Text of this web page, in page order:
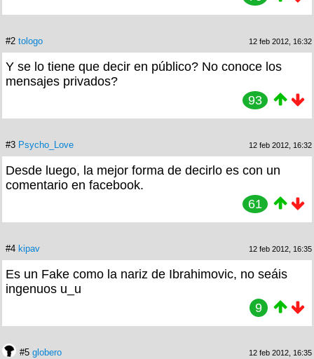
#2 tologo 12 feb 2012, 16:32
Y se lo tiene que decir en público? No conoce los
mensajes privados?
93
#3 Psycho_Love 12 feb 2012, 16:32
Desde luego, la mejor forma de decirlo es con un
comentario en facebook.
61
#4 kipav 12 feb 2012, 16:35
Es un Fake como la nariz de Ibrahimovic, no seáis
ingenuos u_u
9
#5 globero 12 feb 2012, 16:35